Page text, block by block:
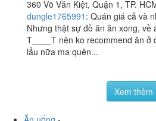
360 Võ Văn Kiệt, Quận 1, TP.
dungle1765991 : Quán giá cả và
Nhưng thật sự đồ ăn ăn xong, về
T____T nên ko recommend ăn ở
lẩu nữa ma quên...